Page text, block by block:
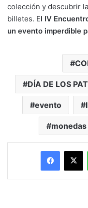
colección y descubrir
billetes. El IV
un evento imperdible
DÍA DE LOS
evento
monedas
X